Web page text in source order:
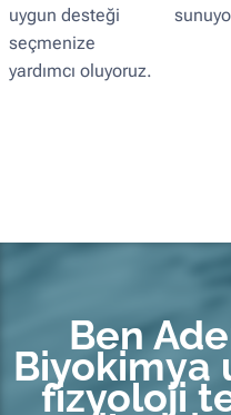
uygun desteği
seçmenize
yardımcı oluyoruz.
Ben
Biyokimya
fizyoloji